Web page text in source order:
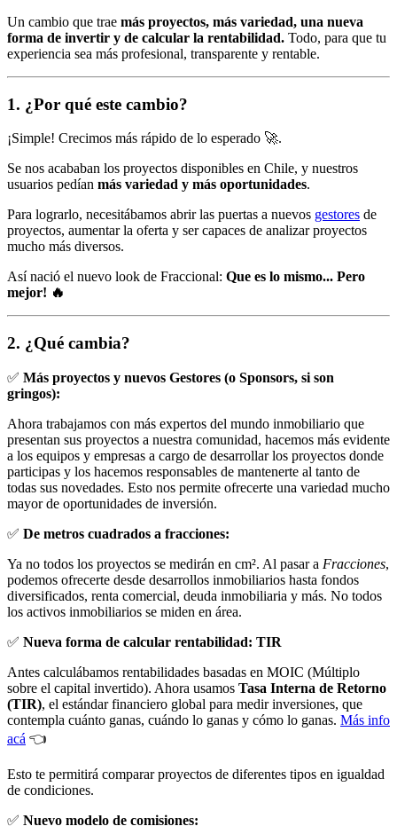
Un cambio que trae más proyectos, más variedad, una nueva
forma de invertir y de calcular la rentabilidad. Todo, para que tu
experiencia sea más profesional, transparente y rentable.
1. ¿Por qué este cambio?
¡Simple! Crecimos más rápido de lo esperado 🚀.
Se nos acababan los proyectos disponibles en Chile, y nuestros
usuarios pedían más variedad y más oportunidades.
Para lograrlo, necesitábamos abrir las puertas a nuevos gestores de
proyectos, aumentar la oferta y ser capaces de analizar proyectos
mucho más diversos.
Así nació el nuevo look de Fraccional: Que es lo mismo... Pero
mejor! 🔥
2. ¿Qué cambia?
✅ Más proyectos y nuevos Gestores (o Sponsors, si son
gringos):
Ahora trabajamos con más expertos del mundo inmobiliario que
presentan sus proyectos a nuestra comunidad, hacemos más evidente
a los equipos y empresas a cargo de desarrollar los proyectos donde
participas y los hacemos responsables de mantenerte al tanto de
todas sus novedades. Esto nos permite ofrecerte una variedad mucho
mayor de oportunidades de inversión.
✅ De metros cuadrados a fracciones:
Ya no todos los proyectos se medirán en cm². Al pasar a Fracciones,
podemos ofrecerte desde desarrollos inmobiliarios hasta fondos
diversificados, renta comercial, deuda inmobiliaria y más. No todos
los activos inmobiliarios se miden en área.
✅ Nueva forma de calcular rentabilidad: TIR
Antes calculábamos rentabilidades basadas en MOIC (Múltiplo
sobre el capital invertido). Ahora usamos Tasa Interna de Retorno
(TIR), el estándar financiero global para medir inversiones, que
contempla cuánto ganas, cuándo lo ganas y cómo lo ganas. Más info
acá 👈
Esto te permitirá comparar proyectos de diferentes tipos en igualdad
de condiciones.
✅ Nuevo modelo de comisiones: